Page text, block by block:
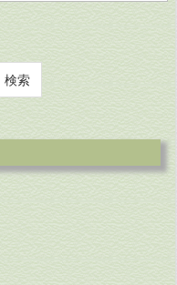
検索